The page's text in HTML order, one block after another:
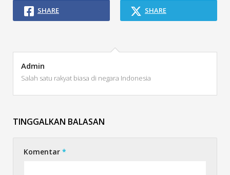
SHARE SHARE
Admin
Salah satu rakyat biasa di negara Indonesia
TINGGALKAN BALASAN
Komentar *